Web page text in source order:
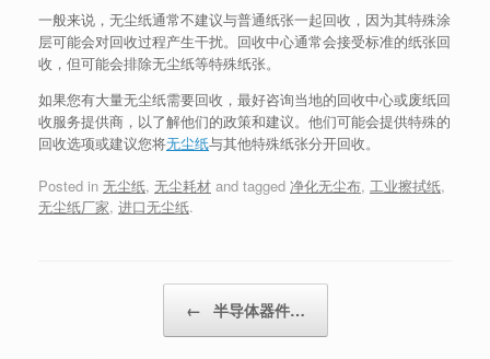
一般来说，无尘纸通常不建议与普通纸张一起回收，因为其特殊涂
层可能会对回收过程产生干扰。回收中心通常会接受标准的纸张回
收，但可能会排除无尘纸等特殊纸张。
如果您有大量无尘纸需要回收，最好咨询当地的回收中心或废纸回
收服务提供商，以了解他们的政策和建议。他们可能会提供特殊的
回收选项或建议您将无尘纸与其他特殊纸张分开回收。
Posted in 无尘纸, 无尘耗材 and tagged 净化无尘布, 工业擦拭纸,
无尘纸厂家, 进口无尘纸.
← 半导体器件…